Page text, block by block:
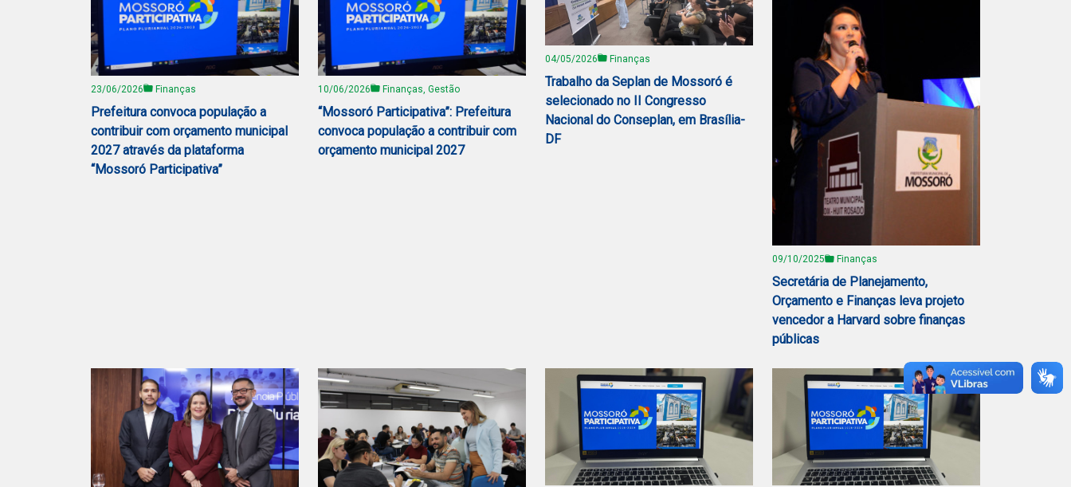
23/06/2026 Finanças
Prefeitura convoca população a
contribuir com orçamento municipal
2027 através da plataforma
“Mossoró Participativa”
10/06/2026 Finanças, Gestão
“Mossoró Participativa”: Prefeitura
convoca população a contribuir com
orçamento municipal 2027
04/05/2026 Finanças
Trabalho da Seplan de Mossoró é
selecionado no II Congresso
Nacional do Conseplan, em Brasília-
DF
09/10/2025 Finanças
Secretária de Planejamento,
Orçamento e Finanças leva projeto
vencedor a Harvard sobre finanças
públicas